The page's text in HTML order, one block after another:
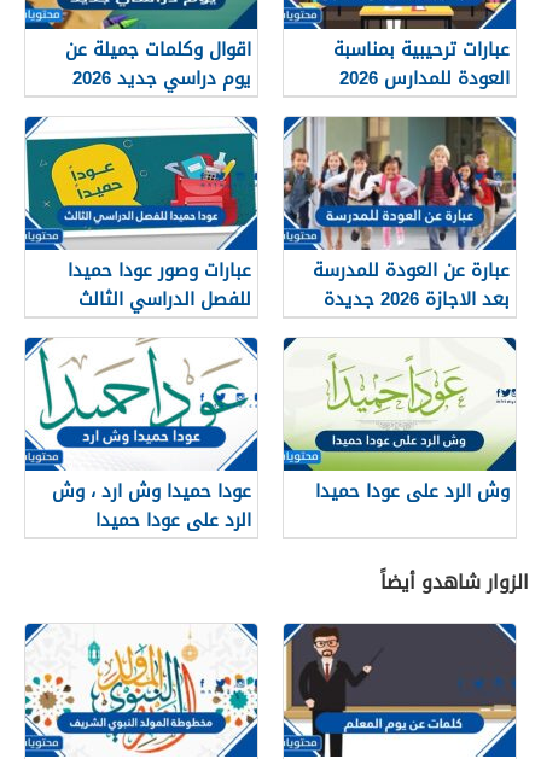
عبارات ترحيبية بمناسبة
العودة للمدارس 2026
اقوال وكلمات جميلة عن
يوم دراسي جديد 2026
عبارة عن العودة للمدرسة
بعد الاجازة 2026 جديدة
ومميزة جدا
عبارات وصور عودا حميدا
للفصل الدراسي الثالث
وش الرد على عودا حميدا
عودا حميدا وش ارد ، وش
الرد على عودا حميدا
الزوار شاهدو أيضاً